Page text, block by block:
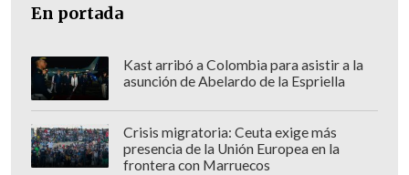
En portada
Kast arribó a Colombia para asistir a la
asunción de Abelardo de la Espriella
Crisis migratoria: Ceuta exige más
presencia de la Unión Europea en la
frontera con Marruecos